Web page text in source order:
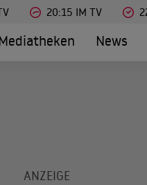
20:15 IM TV
Mediatheken News